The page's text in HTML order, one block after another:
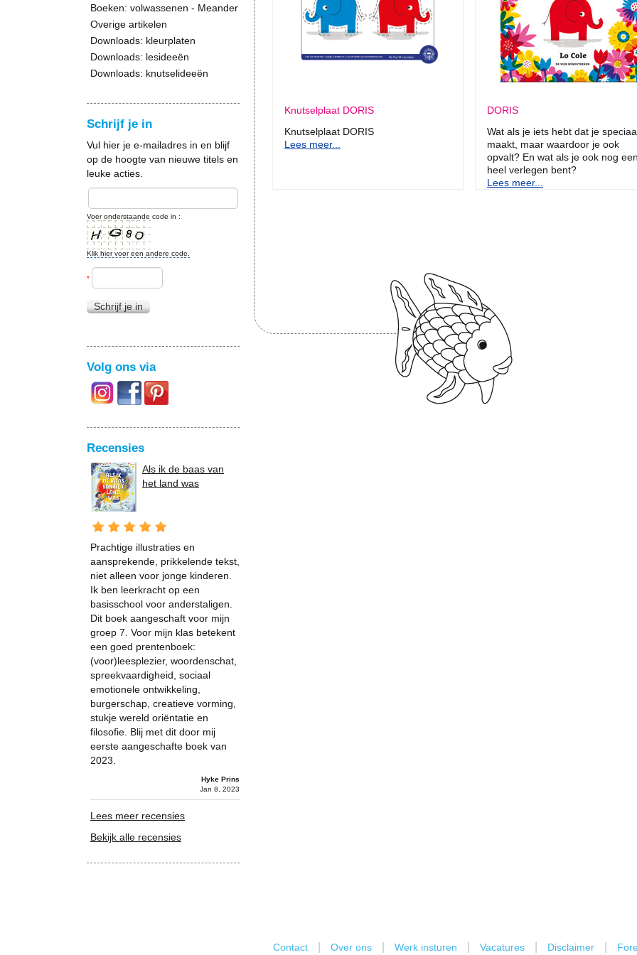
Knutselplaat DORIS
Knutselplaat DORIS
Lees meer...
DORIS
Wat als je iets hebt dat je
maakt, maar waardoor je ook
opvalt? En wat als je ook nog
heel verlegen bent?
Lees meer...
Boeken: volwassenen - Meander
Overige artikelen
Downloads: kleurplaten
Downloads: lesideeën
Downloads: knutselideeën
Schrijf je in
Vul hier je e-mailadres in en blijf
op de hoogte van nieuwe titels en
leuke acties.
Voer onderstaande code in :
Klik hier voor een andere code.
*
Schrijf je in
Volg ons via
Recensies
Als ik de baas van
het land was
Prachtige illustraties en
aansprekende, prikkelende tekst,
niet alleen voor jonge kinderen.
Ik ben leerkracht op een
basisschool voor anderstaligen.
Dit boek aangeschaft voor mijn
groep 7. Voor mijn klas betekent
een goed prentenboek:
(voor)leesplezier, woordenschat,
spreekvaardigheid, sociaal
emotionele ontwikkeling,
burgerschap, creatieve vorming,
stukje wereld oriëntatie en
filosofie. Blij met dit door mij
eerste aangeschafte boek van
2023.
Hyke Prins
Jan 8, 2023
Lees meer recensies
Bekijk alle recensies
Contact Over ons Werk insturen Vacatures Disclaimer